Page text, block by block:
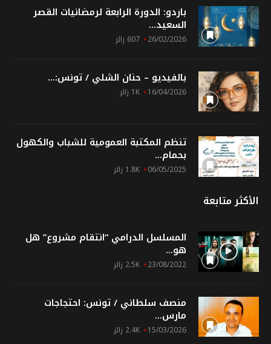
باردو: الدورة الرابعة لرمضانيات القصر
السعيد...
26/02/2026 607 زائر
بالفيديو – حنان الشلي / تونس:...
16/04/2026 1K زائر
تنظم المكتبة العمومية للشباب والكهول
بحمام...
06/05/2025 1.8K زائر
الأكثر متابعة
المسلسل الدرامي “انتقام مشروع” هل
هو...
23/08/2022 2.5K زائر
منصف سلطاني / تونس: احتجاجات
مارس...
15/03/2026 2.4K زائر